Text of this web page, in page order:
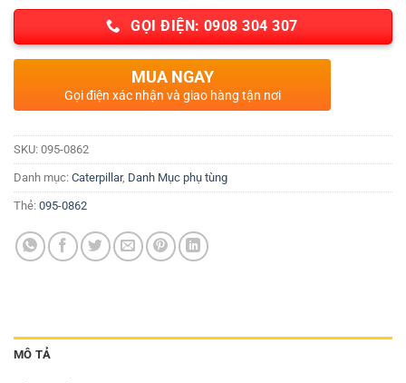
GỌI ĐIỆN: 0908 304 307
MUA NGAY
Gọi điện xác nhận và giao hàng tận nơi
SKU: 095-0862
Danh mục: Caterpillar, Danh Mục phụ tùng
Thẻ: 095-0862
MÔ TẢ